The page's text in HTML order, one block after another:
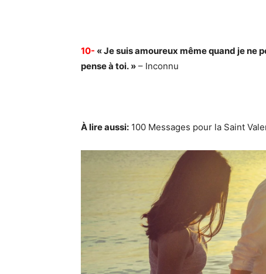
10- « Je suis amoureux même quand je ne
pense à toi. » – Inconnu
À lire aussi: 100 Messages pour la Saint